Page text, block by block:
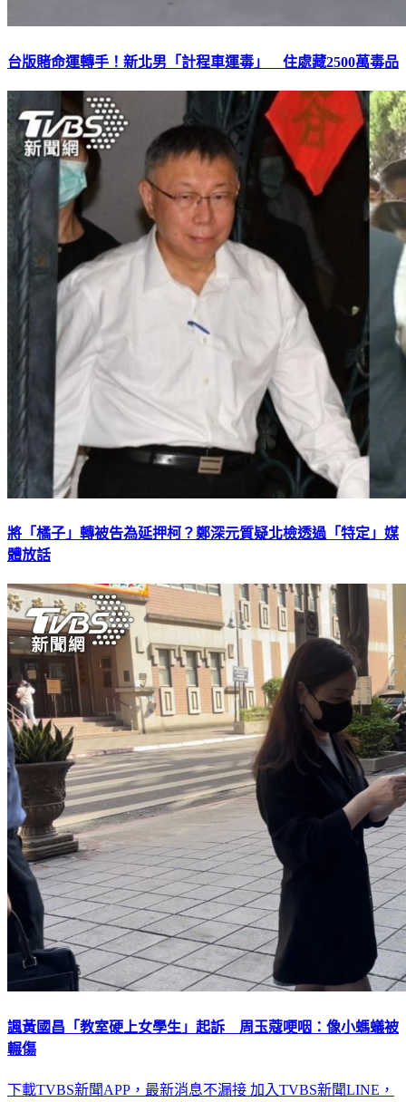
將「橘子」轉被告為延押柯？鄭深元質疑北檢透過「特定」媒
諷黃國昌「教室硬上女學生」起訴 周玉蔻哽咽：像小螞蟻被